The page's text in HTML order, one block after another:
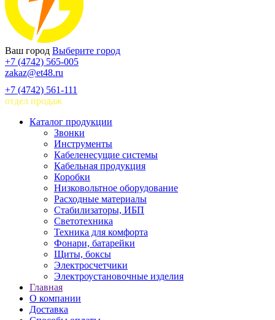
Ваш город Выберите город
+7 (4742) 565-005
zakaz@et48.ru
+7 (4742) 561-111
отдел продаж
Каталог продукции
Звонки
Инструменты
Кабеленесущие системы
Кабельная продукция
Коробки
Низковольтное оборудование
Расходные материалы
Стабилизаторы, ИБП
Светотехника
Техника для комфорта
Фонари, батарейки
Щиты, боксы
Электросчетчики
Электроустановочные изделия
Главная
О компании
Доставка